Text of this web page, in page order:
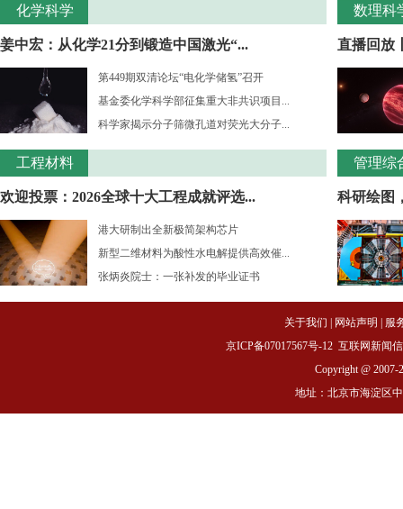
化学科学
姜中宏：从化学21分到锻造中国激光“...
第449期双清论坛“电化学储氢”召开
基金委化学科学部征集重大非共识项目...
科学家揭示分子筛微孔道对荧光大分子...
工程材料
欢迎投票：2026全球十大工程成就评选...
港大研制出全新极简架构芯片
新型二维材料为酸性水电解提供高效催...
张炳炎院士：一张补发的毕业证书
数理科
直播回放
管理综
科研绘图
关于我们 网站声明
服
京ICP备07017567号-12 互联网新闻
Copyright @ 2007-
地址：北京市海淀区